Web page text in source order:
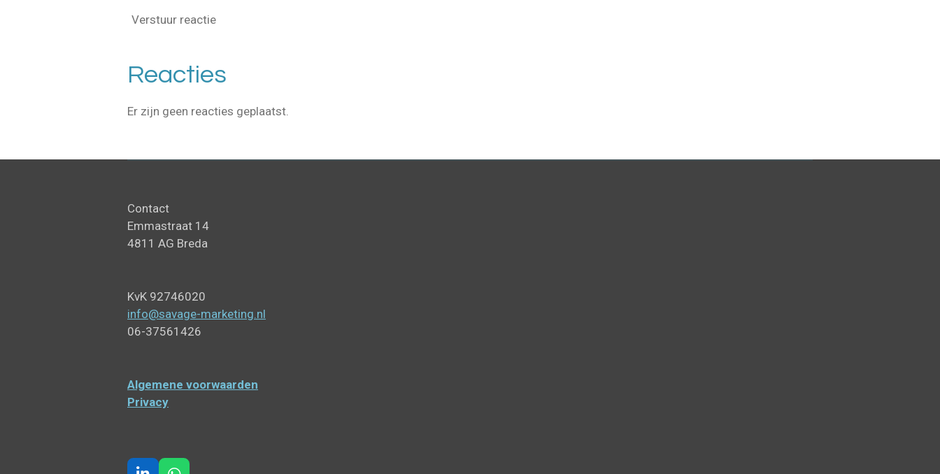
Verstuur reactie
Reacties
Er zijn geen reacties geplaatst.
Contact
Emmastraat 14
4811 AG Breda
KvK 92746020
info@savage-marketing.nl
06-37561426
Algemene voorwaarden
Privacy